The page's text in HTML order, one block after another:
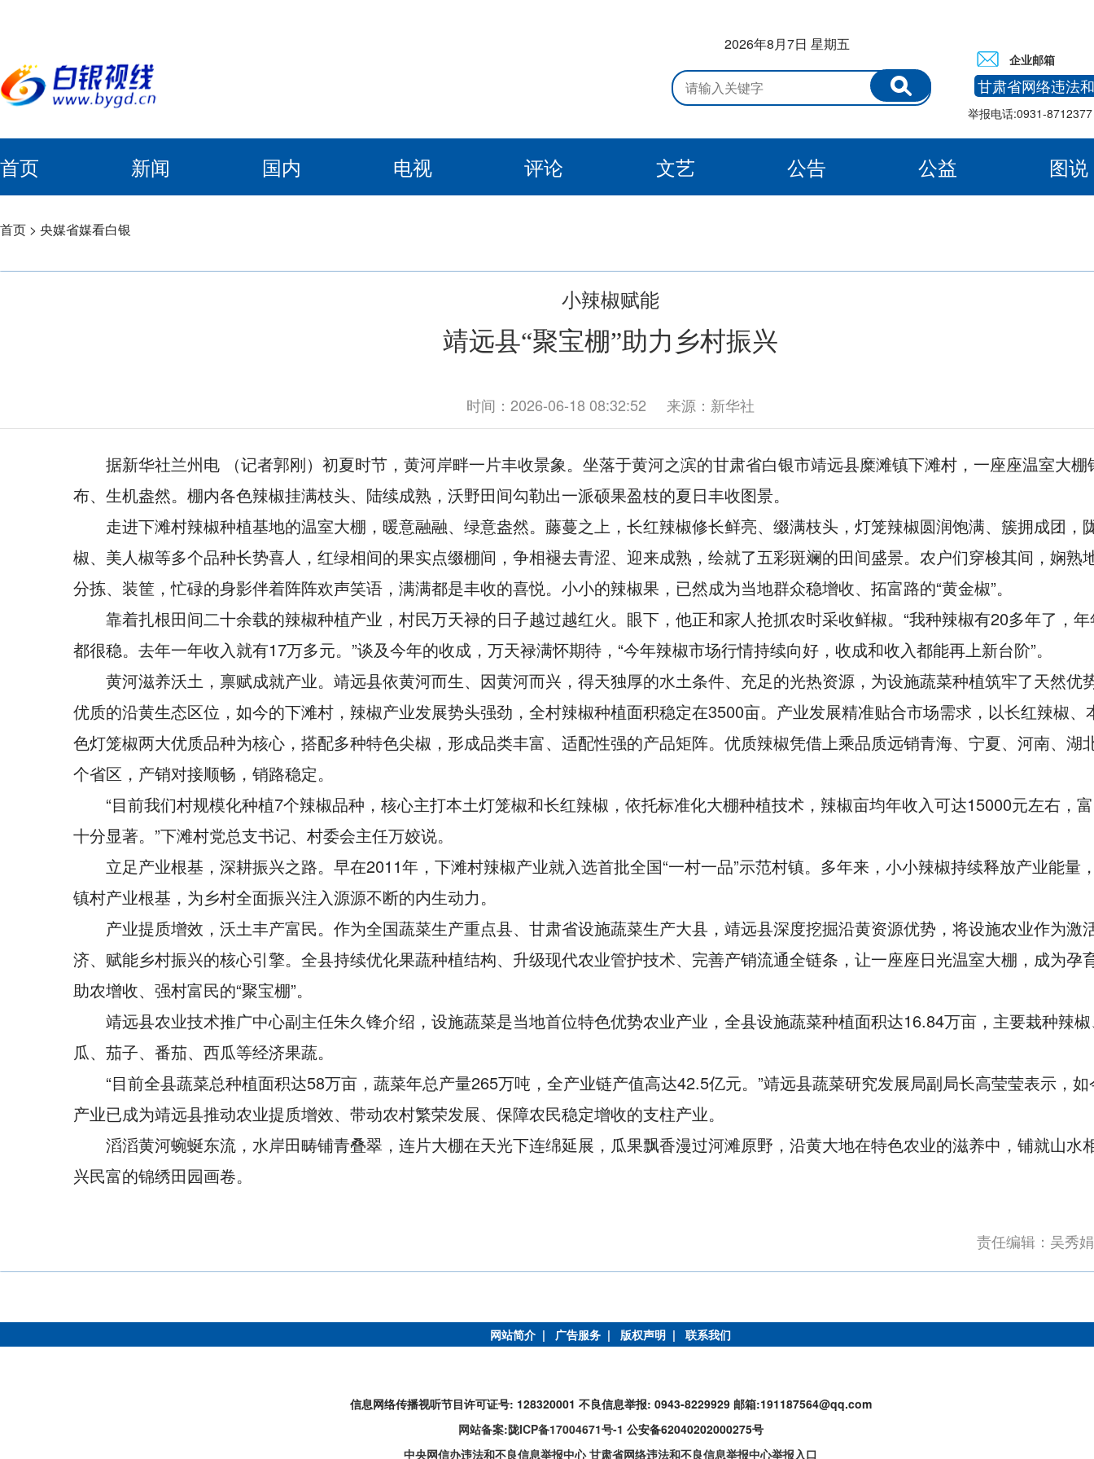
2026年8月7日 星期五
企业邮箱
甘肃省网络违法
举报电话:0931-
首页 新闻 国内 电视 评论 文艺 公告 公益
图说
首页 > 央媒省媒看白银
小辣椒赋能
靖远县“聚宝棚”助力乡村振兴
时间：2026-06-18 08:32:52 来源：新华社
据新华社兰州电 （记者郭刚）初夏时节，黄河岸畔一片丰收景象。坐落于黄河之滨的甘肃省白银市靖远县糜滩镇下滩村，一座座温室大棚
布、生机盎然。棚内各色辣椒挂满枝头、陆续成熟，沃野田间勾勒出一派硕果盈枝的夏日丰收图景。
走进下滩村辣椒种植基地的温室大棚，暖意融融、绿意盎然。藤蔓之上，长红辣椒修长鲜亮、缀满枝头，灯笼辣椒圆润饱满、簇拥成团，
椒、美人椒等多个品种长势喜人，红绿相间的果实点缀棚间，争相褪去青涩、迎来成熟，绘就了五彩斑斓的田间盛景。农户们穿梭其间，娴熟
分拣、装筐，忙碌的身影伴着阵阵欢声笑语，满满都是丰收的喜悦。小小的辣椒果，已然成为当地群众稳增收、拓富路的“黄金椒”。
靠着扎根田间二十余载的辣椒种植产业，村民万天禄的日子越过越红火。眼下，他正和家人抢抓农时采收鲜椒。“我种辣椒有20多年了，
都很稳。去年一年收入就有17万多元。”谈及今年的收成，万天禄满怀期待，“今年辣椒市场行情持续向好，收成和收入都能再上新台阶”。
黄河滋养沃土，禀赋成就产业。靖远县依黄河而生、因黄河而兴，得天独厚的水土条件、充足的光热资源，为设施蔬菜种植筑牢了天然优
优质的沿黄生态区位，如今的下滩村，辣椒产业发展势头强劲，全村辣椒种植面积稳定在3500亩。产业发展精准贴合市场需求，以长红辣椒、
色灯笼椒两大优质品种为核心，搭配多种特色尖椒，形成品类丰富、适配性强的产品矩阵。优质辣椒凭借上乘品质远销青海、宁夏、河南、湖
个省区，产销对接顺畅，销路稳定。
“目前我们村规模化种植7个辣椒品种，核心主打本土灯笼椒和长红辣椒，依托标准化大棚种植技术，辣椒亩均年收入可达15000元左右，
十分显著。”下滩村党总支书记、村委会主任万姣说。
立足产业根基，深耕振兴之路。早在2011年，下滩村辣椒产业就入选首批全国“一村一品”示范村镇。多年来，小小辣椒持续释放产业能量
镇村产业根基，为乡村全面振兴注入源源不断的内生动力。
产业提质增效，沃土丰产富民。作为全国蔬菜生产重点县、甘肃省设施蔬菜生产大县，靖远县深度挖掘沿黄资源优势，将设施农业作为激
济、赋能乡村振兴的核心引擎。全县持续优化果蔬种植结构、升级现代农业管护技术、完善产销流通全链条，让一座座日光温室大棚，成为孕
助农增收、强村富民的“聚宝棚”。
靖远县农业技术推广中心副主任朱久锋介绍，设施蔬菜是当地首位特色优势农业产业，全县设施蔬菜种植面积达16.84万亩，主要栽种辣
瓜、茄子、番茄、西瓜等经济果蔬。
“目前全县蔬菜总种植面积达58万亩，蔬菜年总产量265万吨，全产业链产值高达42.5亿元。”靖远县蔬菜研究发展局副局长高莹莹表示，
产业已成为靖远县推动农业提质增效、带动农村繁荣发展、保障农民稳定增收的支柱产业。
滔滔黄河蜿蜒东流，水岸田畴铺青叠翠，连片大棚在天光下连绵延展，瓜果飘香漫过河滩原野，沿黄大地在特色农业的滋养中，铺就山水
兴民富的锦绣田园画卷。
责任编辑：吴秀娟
网站简介 | 广告服务 | 版权声明 | 联系我们
信息网络传播视听节目许可证号: 128320001 不良信息举报: 0943-8229929 邮箱:191187564@qq.com
网站备案:陇ICP备17004671号-1 公安备62040202000275号
中央网信办违法和不良信息举报中心 甘肃省网络违法和不良信息举报中心举报入口